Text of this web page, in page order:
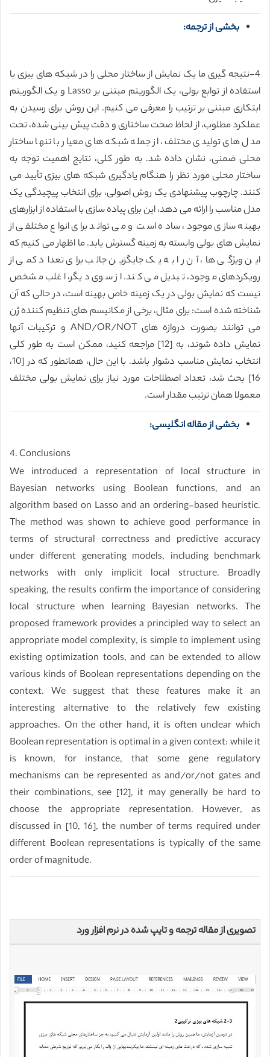
بخشی از ترجمه:
4-نتیجه گیری ما یک نمایش از ساختار محلی را در شبکه های بیزی با
استفاده از توابع بولی، یک الگوریتم مبتنی بر Lasso و یک الگوریتم
ابتکاری مبتنی بر ترتیب را معرفی می کنیم. این روش برای رسیدن به
عملکرد مطلوب، از لحاظ صحت ساختاری و دقت پیش بینی شده، تحت
مدل های تولیدی مختلف، از جمله شبکه های معیار با تنها ساختار
محلی ضمنی، نشان داده شد. به طور کلی، نتایج اهمیت توجه به
ساختار محلی مورد نظر را هنگام یادگیری شبکه های بیزی تأیید می
کنند. چارچوب پیشنهادی یک روش اصولی، برای انتخاب پیچیدگی یک
مدل مناسب را ارائه می دهد، این برای پیاده سازی با استفاده از ابزارهای
بهینه سازی موجود، ساده است و می تواند برای انواع مختلفی از
نمایش های بولی وابسته به زمینه گسترش یابد. ما اظهار می کنیم که
این ویژگی ها، آن را به یک جایگزین جالب برای تعداد کمی از
رویکردهای موجود، تبدیل می کند. از سوی دیگر، اغلب مشخص
نیست که نمایش بولی در یک زمینه خاص بهینه است، در حالی که آن
شناخته شده است: برای مثال، برخی از مکانیسم های تنظیم کننده ژن
می توانند بصورت دروازه های AND/OR/NOT و ترکیبات آنها
نمایش داده شوند، به [12] مراجعه کنید، ممکن است به طور کلی
انتخاب نمایش مناسب دشوار باشد. با این حال، همانطور که در [10،
16] بحث شد، تعداد اصطلاحات مورد نیاز برای نمایش بولی مختلف
معمولا همان ترتیب مقدار است.
بخشی از مقاله انگلیسی:
4. Conclusions
We introduced a representation of local structure in
Bayesian networks using Boolean functions, and an
algorithm based on Lasso and an ordering-based heuristic.
The method was shown to achieve good performance in
terms of structural correctness and predictive accuracy
under different generating models, including benchmark
networks with only implicit local structure. Broadly
speaking, the results confirm the importance of considering
local structure when learning Bayesian networks. The
proposed framework provides a principled way to select an
appropriate model complexity, is simple to implement using
existing optimization tools, and can be extended to allow
various kinds of Boolean representations depending on the
context. We suggest that these features make it an
interesting alternative to the relatively few existing
approaches. On the other hand, it is often unclear which
Boolean representation is optimal in a given context: while it
is known, for instance, that some gene regulatory
mechanisms can be represented as and/or/not gates and
their combinations, see [12], it may generally be hard to
choose the appropriate representation. However, as
discussed in [10, 16], the number of terms required under
different Boolean representations is typically of the same
order of magnitude.
تصویری از مقاله ترجمه و تایپ شده در نرم افزار ورد